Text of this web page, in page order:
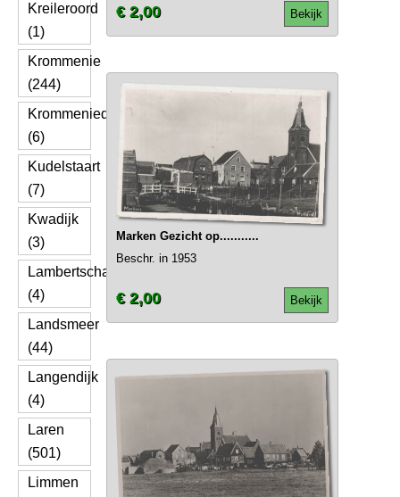
Kreileroord
(1)
Krommenie
(244)
Krommeniedijk
(6)
Kudelstaart
(7)
Kwadijk
(3)
Lambertschaag
(4)
Landsmeer
(44)
Langendijk
(4)
Laren
(501)
Limmen
Bekijk
€ 2,00
Marken Gezicht op...........
Beschr. in 1953
Bekijk
€ 2,00